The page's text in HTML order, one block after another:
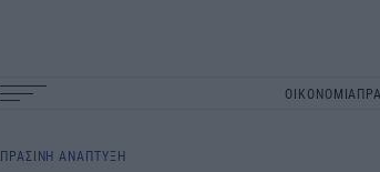
ΟΙΚΟΝΟΜΙΑ
navigation
ΠΡΑΣΙΝΗ ΑΝΑΠΤΥΞΗ